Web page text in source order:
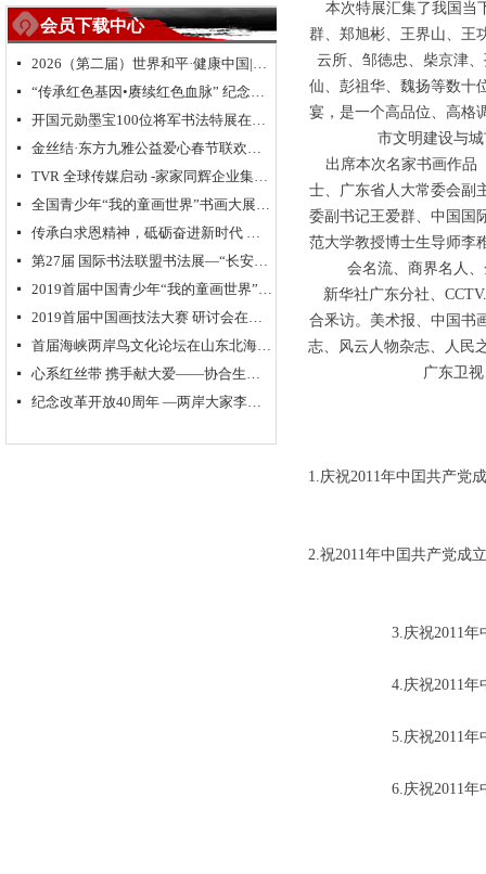
本次特展汇集了我国当
群、郑旭彬、王界山、王
云所、邹徳忠、柴京津
仙、彭祖华、魏扬等数十
宴，是一个高品位、高格
市文明建设与
出席本次名家书画作品
士、广东省人大常委会副
委副书记王爱群、中国国
范大学教授博士生导师李
会名流、商界名人
新华社广东分社、
合釆访。美术报、中国书
志、风云人物杂志、人民
广东卫
1.庆祝2011年中囯共产党
2.祝2011年中囯共产党成
3.庆祝2011
4.庆祝2011
5.庆祝2011
6.庆祝2011
会员下载中心
넷 2026（第二届）世界和平·健康中国|全球华人福运五洲·世界和平祈愿盛典暨全球华侨华人送“福”活动
넷 “传承红色基因•赓续红色血脉” 纪念中国人民抗日战争暨世界反法西斯战争胜利 80 周年
넷 开国元勋墨宝100位将军书法特展在高唐举办
넷 金丝结·东方九雅公益爱心春节联欢晚会隆重举行
넷 TVR 全球传媒启动 -家家同辉企业集团成立 新闻发布会在浙江.乌镇隆重举行
넷 全国青少年“我的童画世界”书画大展大型公益活动北京总决赛颁奖典礼
넷 传承白求恩精神，砥砺奋进新时代 纪念白求恩80周年研讨会
넷 第27届 国际书法联盟书法展—“长安国际书法邀请展”在西安大明宫国家遗址公园丹凤门博物馆启幕
넷 2019首届中国青少年“我的童画世界”书画大展启动仪式在长城脚下拉开帷幕
넷 2019首届中国画技法大赛 研讨会在京举行
넷 首届海峡两岸鸟文化论坛在山东北海举行
넷 心系红丝带 携手献大爱——协合生物集团超级抗原免疫治疗助力“艾滋病防控”
넷 纪念改革开放40周年 —两岸大家李奇茂、单应桂书画作品交流展隆重开幕